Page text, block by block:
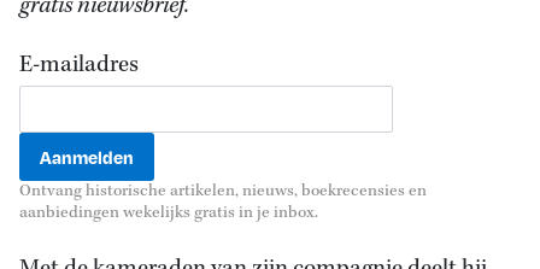
E-mailadres
Ontvang historische artikelen, nieuws, boekrecensies en
aanbiedingen wekelijks gratis in je inbox.